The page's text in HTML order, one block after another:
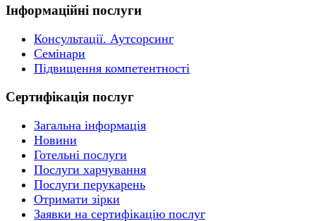
Інформаційні послуги
Консультації. Аутсорсинг
Семінари
Підвищення компетентності
Сертифікація послуг
Загальна інформація
Новини
Готельні послуги
Послуги харчування
Послуги перукарень
Отримати зірки
Заявки на сертифікацію послуг